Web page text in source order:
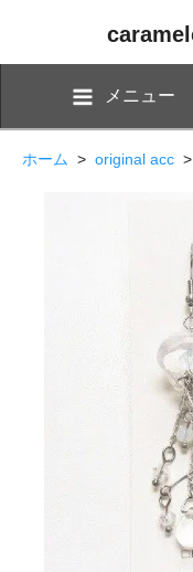
メニュー
ホーム > original acc >